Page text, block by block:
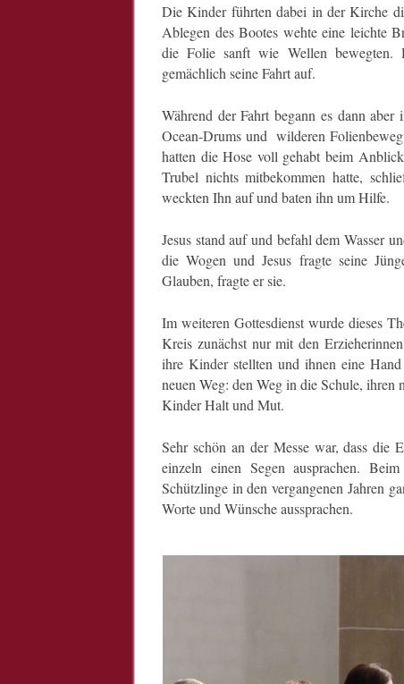
Die Kinder führten dabei in der Kirche
Ablegen des Bootes wehte eine leichte
die Folie sanft wie Wellen bewegten.
gemächlich seine Fahrt auf.
Während der Fahrt begann es dann
Ocean-Drums und wilderen
hatten die Hose voll gehabt beim
Trubel nichts mitbekommen hatte,
weckten Ihn auf und baten ihn um Hilfe.
Jesus stand auf und befahl dem Wasser
die Wogen und Jesus fragte seine
Glauben, fragte er sie.
Im weiteren Gottesdienst wurde dieses
Kreis zunächst nur mit den
ihre Kinder stellten und ihnen eine
neuen Weg: den Weg in die Schule, ihren
Kinder Halt und Mut.
Sehr schön an der Messe war, dass die
einzeln einen Segen ausprachen.
Schützlinge in den vergangenen Jahren
Worte und Wünsche aussprachen.